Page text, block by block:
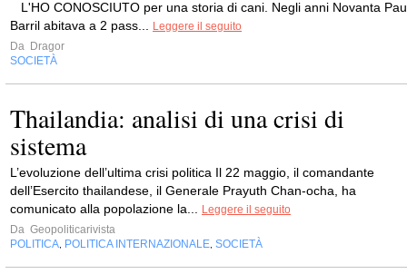
L'HO CONOSCIUTO per una storia di cani. Negli anni Novanta
Barril abitava a 2 pass...
Leggere il seguito
Da Dragor
SOCIETÀ
Thailandia: analisi di una crisi di
sistema
L’evoluzione dell’ultima crisi politica Il 22 maggio, il comandante
dell’Esercito thailandese, il Generale Prayuth Chan-ocha, ha
comunicato alla popolazione la...
Leggere il seguito
Da Geopoliticarivista
POLITICA POLITICA INTERNAZIONALE SOCIETÀ